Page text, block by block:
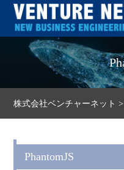
株式会社ベンチャーネット
PhantomJS